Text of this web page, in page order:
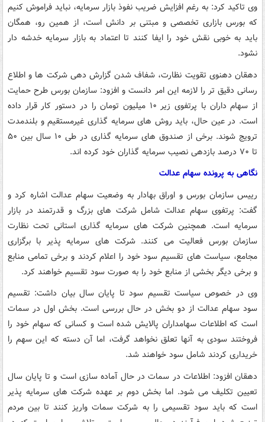
وی تاکید کرد: به رغم افزایش ضریب نفوذ بازار سرمایه، نباید فراموش کنیم
که بورس بازاری تخصصی و مبتنی بر دانش است، از همین رو، همگان
باید به خوبی نقش خود را ایفا کنند تا اعتماد به بازار سرمایه خدشه دار
نشود.
دهقان دهنوی تقویت نظارت، شفاف شدن گزارش دهی شرکت ها و اطلاع
رسانی دقیق تر را لازمه این امر دانست و افزود: سازمان بورس طرح حمایت
از سهام داران با پرتفوی زیر ۱۰ میلیون تومان را در دستور کار قرار داده
است. در عین حال، باید روش های سرمایه گذاری غیرمستقیم و بلندمدت
ترویج شوند. برخی از صندوق های سرمایه گذاری در طی ۱۰ سال بین ۵۰
تا ۷۰ درصد بازدهی نصیب سرمایه گذاران خود کرده اند.
نگاهی به پرونده سهام عدالت
رییس سازمان بورس و اوراق بهادار به وضعیت سهام عدالت اشاره کرد و
گفت: پرتفوی سهام عدالت شامل شرکت های بزرگ و قدرتمند در بازار
سرمایه است. همچنین شرکت های سرمایه گذاری استانی تحت نظارت
سازمان بورس فعالیت می کنند. شرکت های سرمایه پذیر با برگزاری
مجامع، سیاست های تقسیم سود خود را اعلام کردند و برخی تمامی منابع
و برخی دیگر بخشی از منابع خود را به صورت سود تقسیم خواهند کرد.
وی در خصوص سیاست تقسیم سود تا پایان سال بیان داشت: تقسیم
سود سهام عدالت از دو بخش در حال بررسی است. بخش اول در سمات
است که اطلاعات سهامداران پالایش شده است و کسانی که سهام خود را
فروختند سودی به آنها تعلق نخواهد گرفت، اما آن دسته که این سهم را
خریداری کردند شامل سود خواهند شد.
دهقان افزود: اطلاعات در سمات در حال آماده سازی است و تا پایان سال
تعیین تکلیف می شود. اما بخش دوم بر عهده شرکت های سرمایه پذیر
است که باید سود تقسیمی را به شرکت سمات واریز کنند تا بین مردم